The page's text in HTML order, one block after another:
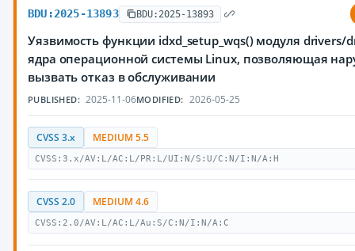
BDU:2025-13893 BDU:2025-13893
Уязвимость функции idxd_setup_wqs() модуля drivers/
ядра операционной системы Linux, позволяющая
вызвать отказ в обслуживании
PUBLISHED: 2025-11-06MODIFIED: 2026-05-25
CVSS 3.x MEDIUM 5.5
CVSS:3.x/AV:L/AC:L/PR:L/UI:N/S:U/C:N/I:N/A:H
CVSS 2.0 MEDIUM 4.6
CVSS:2.0/AV:L/AC:L/Au:S/C:N/I:N/A:C